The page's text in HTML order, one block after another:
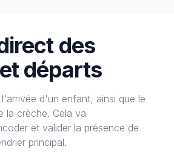
des
départs
d'un enfant, ainsi que le
la crèche. Cela va
et valider la présence de
principal.